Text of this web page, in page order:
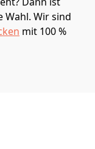
Wahl. Wir sind
mit 100 %